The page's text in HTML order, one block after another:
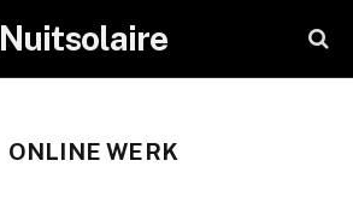
Nuitsolaire
ONLINE WERK